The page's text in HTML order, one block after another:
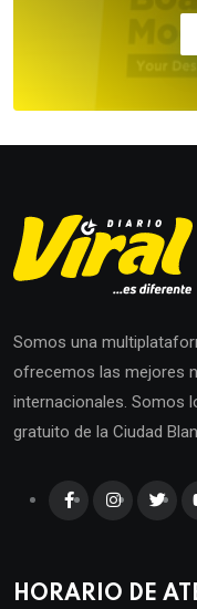
Somos una
ofrecemos las mejores
internacionales. Somos
gratuito de la Ciudad
HORARIO DE